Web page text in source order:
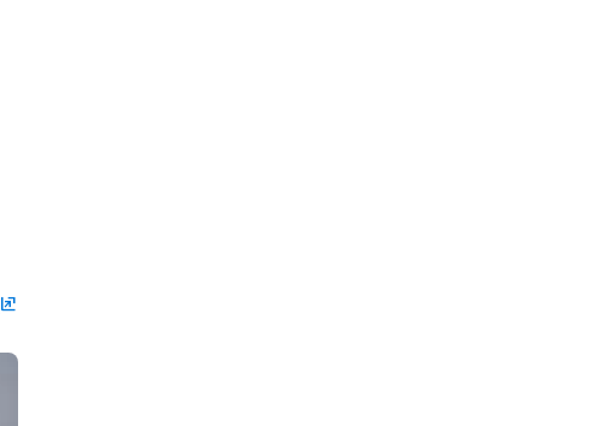
ungroup